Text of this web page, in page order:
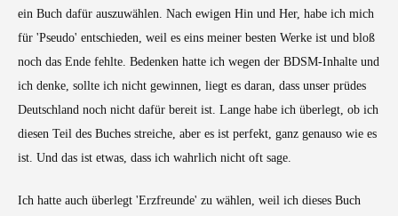
ein Buch dafür auszuwählen. Nach ewigen Hin und Her, habe ich mich
für 'Pseudo' entschieden, weil es eins meiner besten Werke ist und bloß
noch das Ende fehlte. Bedenken hatte ich wegen der BDSM-Inhalte und
ich denke, sollte ich nicht gewinnen, liegt es daran, dass unser prüdes
Deutschland noch nicht dafür bereit ist. Lange habe ich überlegt, ob ich
diesen Teil des Buches streiche, aber es ist perfekt, ganz genauso wie es
ist. Und das ist etwas, dass ich wahrlich nicht oft sage.
Ich hatte auch überlegt 'Erzfreunde' zu wählen, weil ich dieses Buch